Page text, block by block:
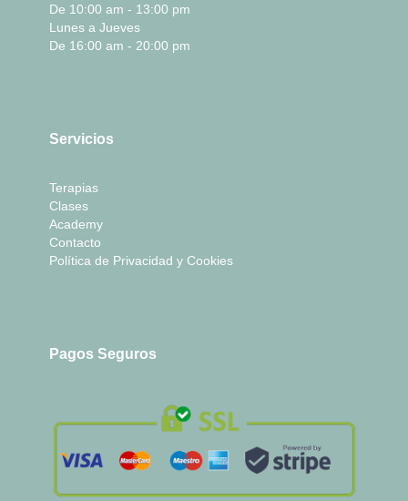
De 10:00 am - 13:00 pm
Lunes a Jueves
De 16:00 am - 20:00 pm
Servicios
Terapias
Clases
Academy
Contacto
Política de Privacidad y Cookies
Pagos Seguros